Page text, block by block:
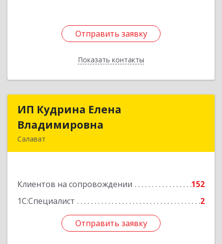
Отправить заявку
Показать контакты
Отправить заявку
Назад
ИП Кудрина Елена
Владимировна
Салават
Клиентов на сопровождении
152
1С:Специалист
2
Отправить заявку
ИП Кудрина Елена
Подробнее
Отправить заявку